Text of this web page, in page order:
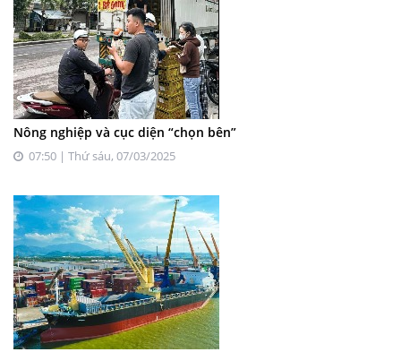
Nông nghiệp và cục diện “chọn bên”
07:50 | Thứ sáu, 07/03/2025